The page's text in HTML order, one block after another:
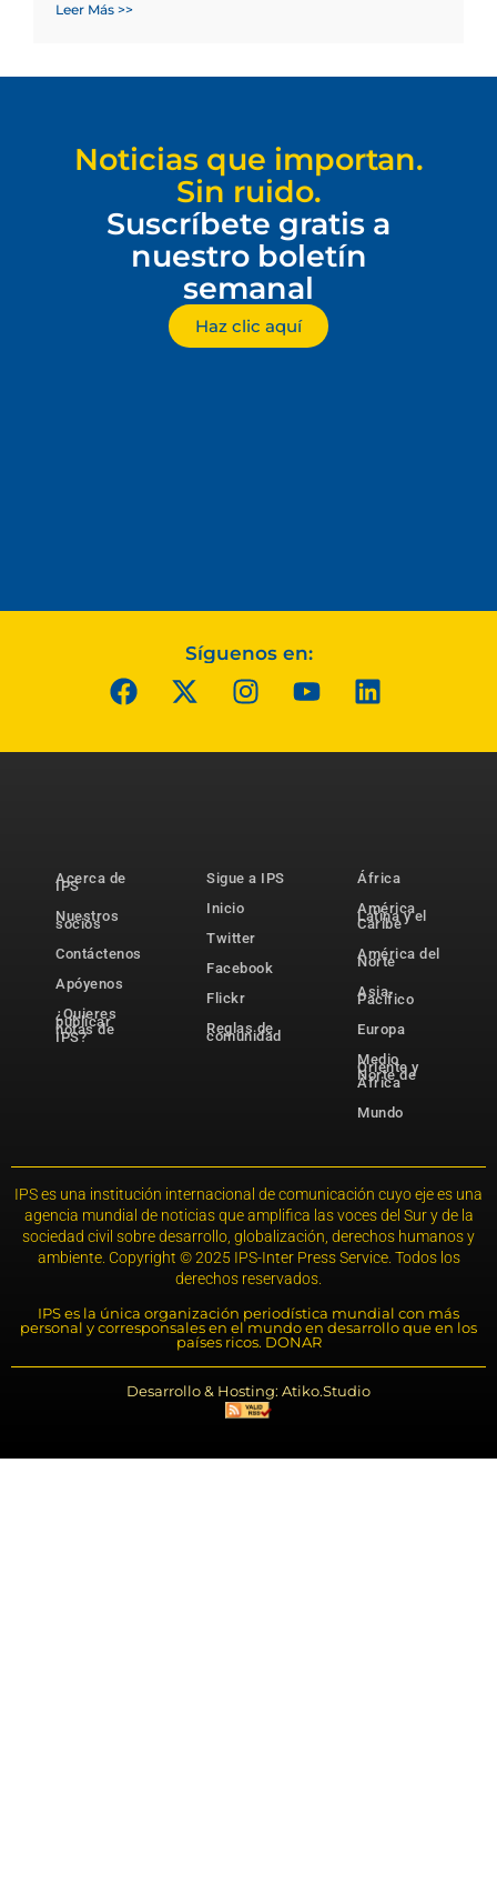
Leer Más >>
Noticias que importan.
Sin ruido.
Suscríbete gratis a
nuestro boletín
semanal
Haz clic aquí
Síguenos en:
Acerca de
IPS
Nuestros
socios
Contáctenos
Apóyenos
¿Quieres
publicar
notas de
IPS?
Sigue a IPS
Inicio
Twitter
Facebook
Flickr
Reglas de
comunidad
África
América
Latina y el
Caribe
América del
Norte
Asia-
Pacífico
Europa
Medio
Oriente y
Norte de
África
Mundo
IPS es una institución internacional de comunicación cuyo eje es una
agencia mundial de noticias que amplifica las voces del Sur y de la
sociedad civil sobre desarrollo, globalización, derechos humanos y
ambiente. Copyright © 2025 IPS-Inter Press Service. Todos los
derechos reservados.
IPS es la única organización periodística mundial con más
personal y corresponsales en el mundo en desarrollo que en los
países ricos. DONAR
Desarrollo & Hosting: Atiko.Studio